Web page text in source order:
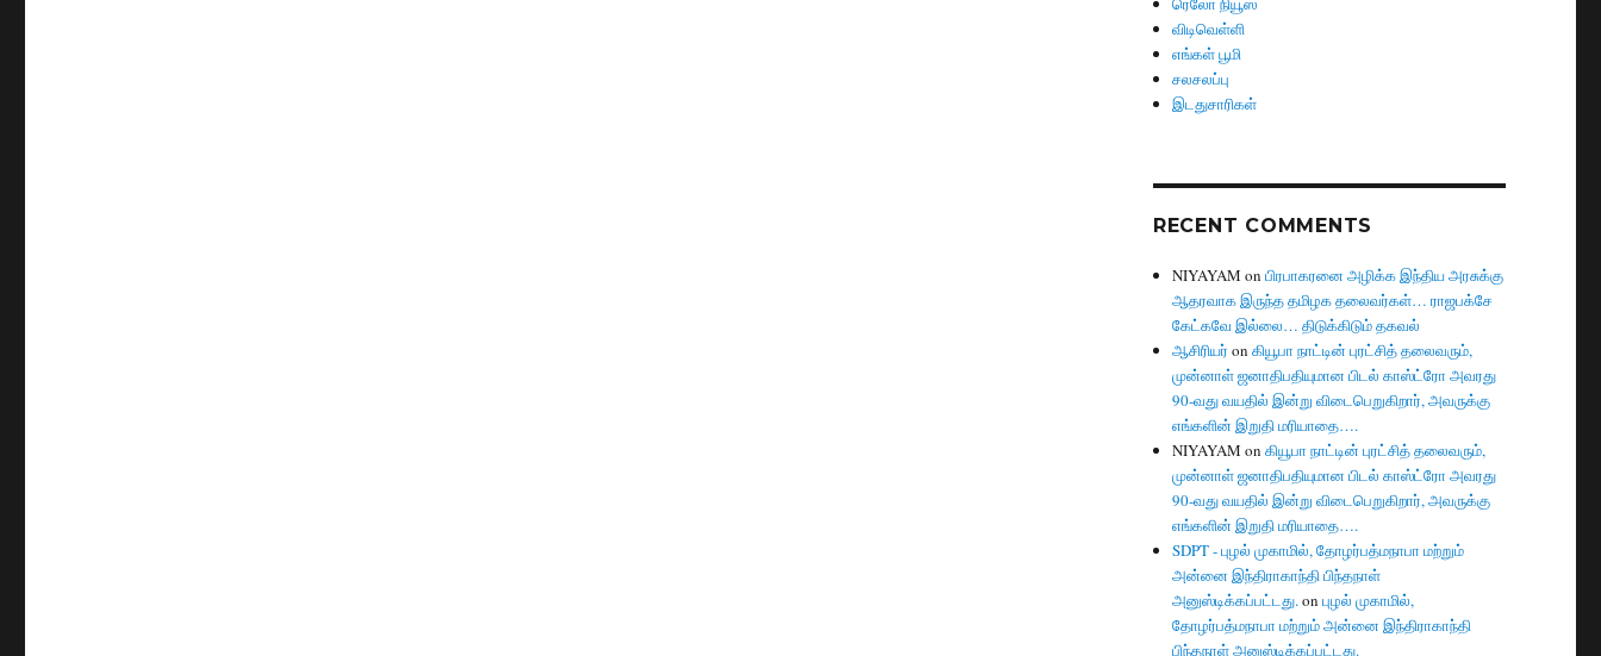
விடிவெள்ளி
எங்கள் பூமி
சலசலப்பு
இடதுசாரிகள்
RECENT COMMENTS
NIYAYAM onபிரபாகரனை அழிக்க இந்திய அரசுக்கு
ஆதரவாக இருந்த தமிழக தலைவர்கள்… ராஜபக்சே
கேட்கவே இல்லை… திடுக்கிடும் தகவல்
ஆசிரியர் onகியூபா நாட்டின் புரட்சித் தலைவரும்,
முன்னாள் ஜனாதிபதியுமான பிடல் காஸ்ட்ரோ அவரது
90-வது வயதில் இன்று விடைபெறுகிறார், அவருக்கு
எங்களின் இறுதி மரியாதை….
NIYAYAM onகியூபா நாட்டின் புரட்சித் தலைவரும்,
முன்னாள் ஜனாதிபதியுமான பிடல் காஸ்ட்ரோ அவரது
90-வது வயதில் இன்று விடைபெறுகிறார், அவருக்கு
எங்களின் இறுதி மரியாதை….
SDPT - புழல் முகாமில், தோழர்பத்மநாபா மற்றும்
அன்னை இந்திராகாந்தி பிந்தநாள்
அனுஸ்டிக்கப்பட்டது.onபுழல் முகாமில்,
தோழர்பத்மநாபா மற்றும் அன்னை இந்திராகாந்தி
பிந்தநாள் அனுஸ்டிக்கப்பட்டது.